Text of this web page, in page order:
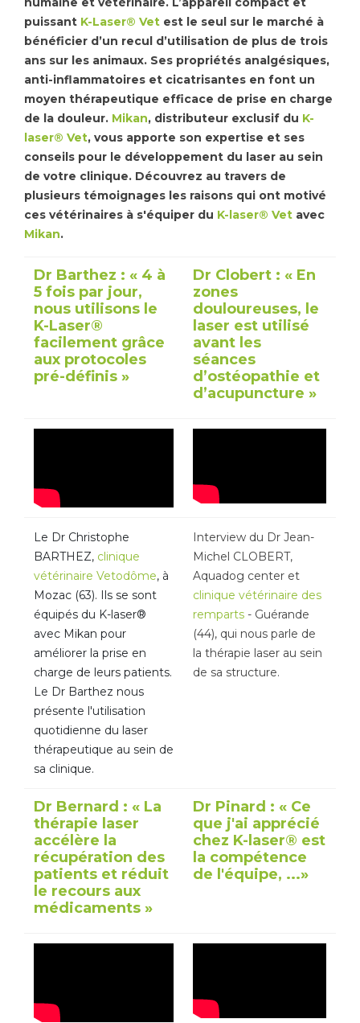
puissant K-Laser® Vet est le seul sur le marché à
bénéficier d’un recul d’utilisation de plus de trois
ans sur les animaux. Ses propriétés analgésiques,
anti-inflammatoires et cicatrisantes en font un
moyen thérapeutique efficace de prise en charge
de la douleur. Mikan, distributeur exclusif du K-
laser® Vet, vous apporte son expertise et ses
conseils pour le développement du laser au sein
de votre clinique. Découvrez au travers de
plusieurs témoignages les raisons qui ont motivé
ces vétérinaires à s'équiper du K-laser® Vet avec
Mikan.
Dr Barthez : « 4 à
5 fois par jour,
nous utilisons le
K-Laser®
facilement grâce
aux protocoles
pré-définis »
Dr Clobert : « En
zones
douloureuses, le
laser est utilisé
avant les
séances
d’ostéopathie et
d’acupuncture »
Le Dr Christophe
BARTHEZ, clinique
vétérinaire Vetodôme, à
Mozac (63). Ils se sont
équipés du K-laser®
avec Mikan pour
améliorer la prise en
charge de leurs patients.
Le Dr Barthez nous
présente l'utilisation
quotidienne du laser
thérapeutique au sein de
sa clinique.
Interview du Dr Jean-
Michel CLOBERT,
Aquadog center et
clinique vétérinaire des
remparts - Guérande
(44), qui nous parle de
la thérapie laser au sein
de sa structure.
Dr Bernard : « La
thérapie laser
accélère la
récupération des
patients et réduit
le recours aux
médicaments »
Dr Pinard : « Ce
que j'ai apprécié
chez K-laser® est
la compétence
de l'équipe, ...»
Tapis de course
Analyse biomécanique
Les packs kiné